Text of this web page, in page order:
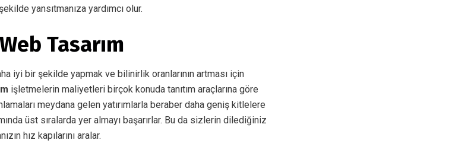
yansıtmanıza yardımcı olur.
Tasarım
iyi bir şekilde yapmak ve bilinirlik oranlarının artması için
işletmelerin maliyetleri birçok konuda tanıtım araçlarına göre
meydana gelen yatırımlarla beraber daha geniş kitlelere
üst sıralarda yer almayı başarırlar. Bu da sizlerin dilediğiniz
hız kapılarını aralar.